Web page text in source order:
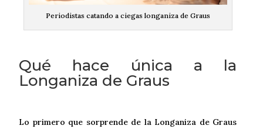
Periodistas catando a ciegas longaniza de Graus
Qué hace única a la
Longaniza de Graus
Lo primero que sorprende de la Longaniza de Graus